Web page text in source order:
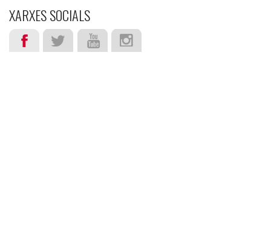
XARXES SOCIALS